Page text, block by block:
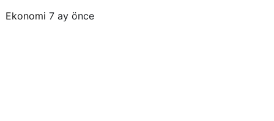
Ekonomi 7 ay önce